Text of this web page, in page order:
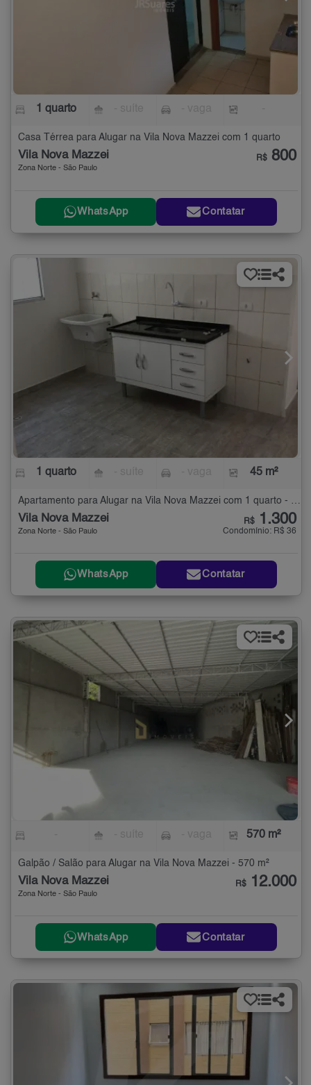
1 quarto
Casa Térrea para Alugar na Vila Nova Mazzei com 1 quarto
Vila Nova Mazzei
Zona Norte - São Paulo
R$ 800
WhatsApp Contatar
1 quarto 45 m²
Vila Nova Mazzei
Zona Norte - São Paulo
R$ 1.300
Condomínio: R$ 36
WhatsApp Contatar
570 m²
Galpão / Salão para Alugar na Vila Nova Mazzei - 570 m²
Vila Nova Mazzei
Zona Norte - São Paulo
R$ 12.000
WhatsApp Contatar